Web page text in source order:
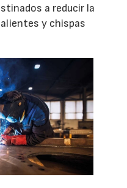
a reducir la
y chispas